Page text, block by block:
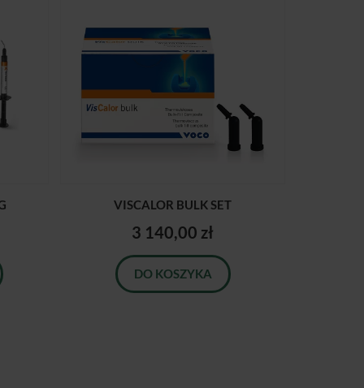
VISCALOR BULK SET
3 140,00 zł
DO KOSZYKA